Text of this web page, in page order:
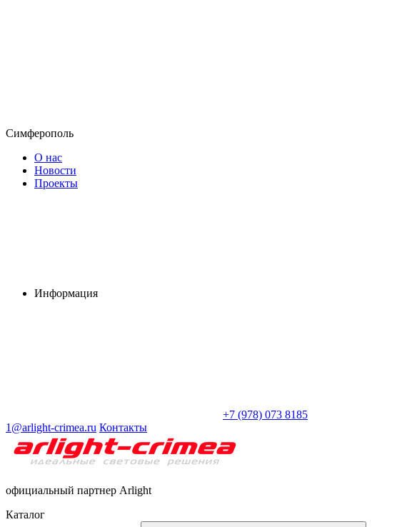
Симферополь
О нас
Новости
Проекты
Информация
+7 (978) 073 8185
1@arlight-crimea.ru Контакты
официальный партнер Arlight
Каталог